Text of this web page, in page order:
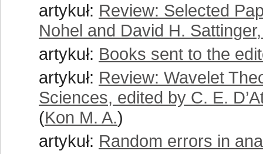
artykuł: Review: Selected
Nohel and David H.
artykuł: Books sent to the
artykuł: Review: Wavelet
Sciences, edited by C. E.
(Kon M. A.)
artykuł: Random errors in